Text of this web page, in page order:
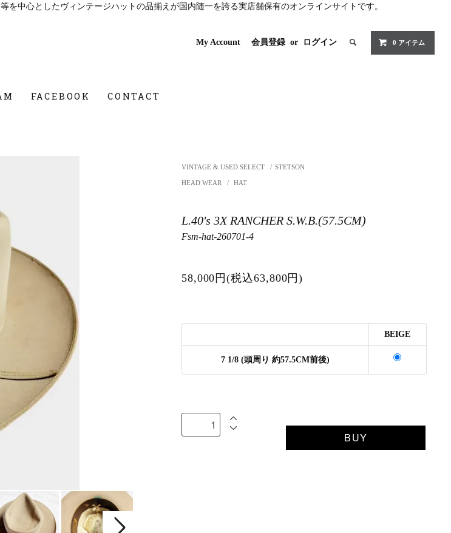
中心としたヴィンテージハットの品揃えが国内随一を誇る実店舗保有のオンラインサイトです。
My Account 会員登録 or ログイン 0 アイテム
FACEBOOK CONTACT
VINTAGE & USED SELECT / STETSON
HEAD WEAR / HAT
L.40's 3X RANCHER S.W.B.(57.5CM)
Fsm-hat-260701-4
58,000円(税込63,800円)
BEIGE
7 1/8 (頭周り 約57.5CM前後)
BUY